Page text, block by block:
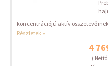
koncentrációjú aktív
Részletek »
4
(